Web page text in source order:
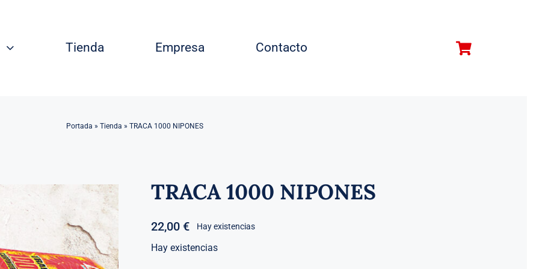
Tienda Empresa Contacto
Portada » Tienda » TRACA 1000 NIPONES
TRACA 1000 NIPONES
22,00 € Hay existencias
Hay existencias